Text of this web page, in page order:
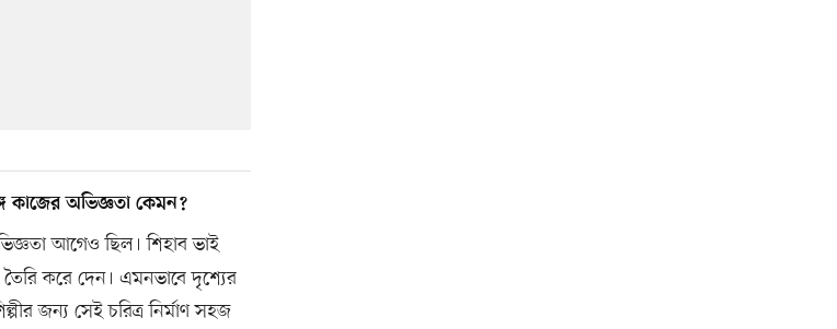
কাজের অভিজ্ঞতা কেমন?
আগেও ছিল। শিহাব ভাই
করে দেন। এমনভাবে দৃশ্যের
জন্য সেই চরিত্র নির্মাণ সহজ